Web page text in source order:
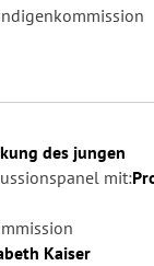
des jungen
mit:
Kaiser